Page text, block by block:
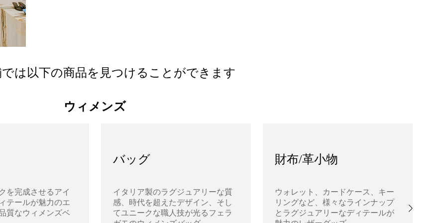
は以下の商品を見つけることができます
ウィメンズ
を完成させるアイ
テールが魅力のエ
質なウィメンズベ
バッグ
イタリア製のラグジュアリーな質
感、時代を超えたデザイン、そし
てユニークな職人技が光るフェラ
財布/革小物
ウォレット、カードケース、キー
リングなど、様々なラインナップ
とラグジュアリーなディテールが